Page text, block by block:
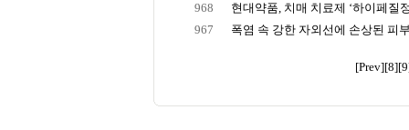
968
현대약품, 치매 치료제 ‘하이페질
967
폭염 속 강한 자외선에 손상된 피
[Prev][8]